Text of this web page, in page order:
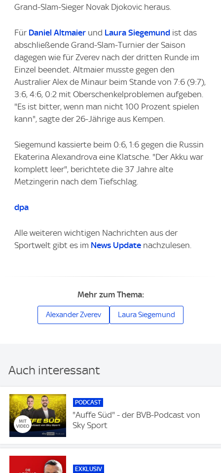
Grand-Slam-Sieger Novak Djokovic heraus.
Für Daniel Altmaier und Laura Siegemund ist das
abschließende Grand-Slam-Turnier der Saison
dagegen wie für Zverev nach der dritten Runde im
Einzel beendet. Altmaier musste gegen den
Australier Alex de Minaur beim Stande von 7:6 (9:7),
3:6, 4:6, 0:2 mit Oberschenkelproblemen aufgeben.
"Es ist bitter, wenn man nicht 100 Prozent spielen
kann", sagte der 26-Jährige aus Kempen.
Siegemund kassierte beim 0:6, 1:6 gegen die Russin
Ekaterina Alexandrova eine Klatsche. "Der Akku war
komplett leer", berichtete die 37 Jahre alte
Metzingerin nach dem Tiefschlag.
dpa
Alle weiteren wichtigen Nachrichten aus der
Sportwelt gibt es im News Update nachzulesen.
Mehr zum Thema:
Alexander Zverev Laura Siegemund
Auch interessant
PODCAST
"Auffe Süd" - der BVB-Podcast von
Sky Sport
EXKLUSIV